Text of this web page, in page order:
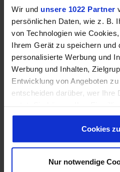
Wir und unsere 1022 Partner
persönlichen Daten, wie z. B.
von Technologien wie
Ihrem Gerät zu speichern und
personalisierte Werbung und
Werbung und Inhalten,
Entwicklung von Angeboten
entscheiden darüber, wer Ihre
Cookie-Erklärung oder durch
Trigger Symbol ändern oder
Informationen über
Cookies
Nur notwendige
Produkte sind nach EU-Bio-
der biologische Landbau
hat africrops! in Namibia die
Bio-Landbau südlich der
VERWANDTE